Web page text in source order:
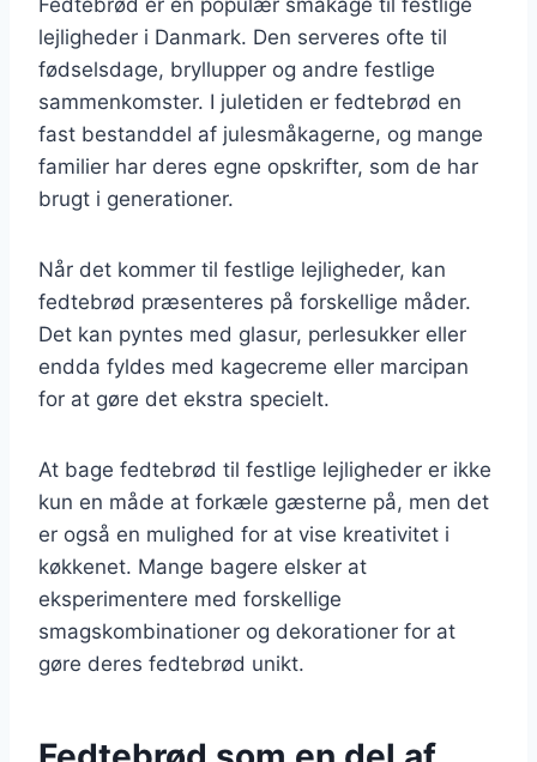
lejligheder i Danmark. Den serveres ofte til
fødselsdage, bryllupper og andre festlige
sammenkomster. I juletiden er fedtebrød en
fast bestanddel af julesmåkagerne, og mange
familier har deres egne opskrifter, som de har
brugt i generationer.
Når det kommer til festlige lejligheder, kan
fedtebrød præsenteres på forskellige måder.
Det kan pyntes med glasur, perlesukker eller
endda fyldes med kagecreme eller marcipan
for at gøre det ekstra specielt.
At bage fedtebrød til festlige lejligheder er ikke
kun en måde at forkæle gæsterne på, men det
er også en mulighed for at vise kreativitet i
køkkenet. Mange bagere elsker at
eksperimentere med forskellige
smagskombinationer og dekorationer for at
gøre deres fedtebrød unikt.